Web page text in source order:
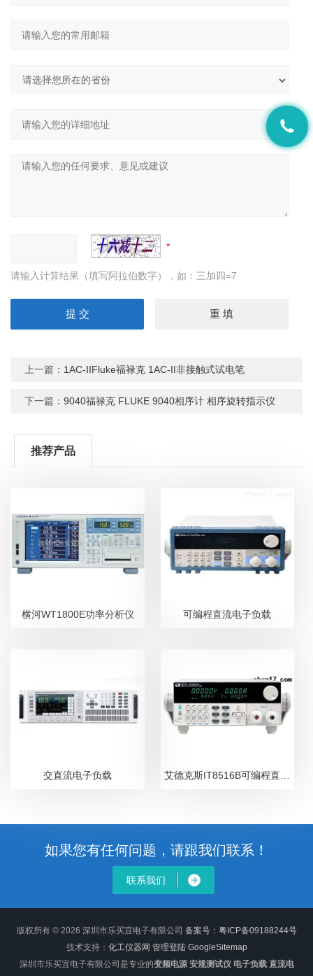
请输入计算结果（填写阿拉伯数字），如：三加四=7
上一篇： 1AC-IIFluke福禄克 1AC-II非接触式试电笔
下一篇：9040福禄克 FLUKE 9040相序计 相序旋转指示仪
推荐产品
横河WT1800E功率分析仪 可编程直流电子负载
交直流电子负载
如果您有任何问题，请跟我们联系！
联系我们
版权所有 © 2026 深圳市乐买宜电子有限公司 备案号：粤ICP备09188244号
技术支持： 化工仪器网 管理登陆 GoogleSitemap
深圳市乐买宜电子有限公司是专业的变频电源 安规测试仪 电子负载 直流电